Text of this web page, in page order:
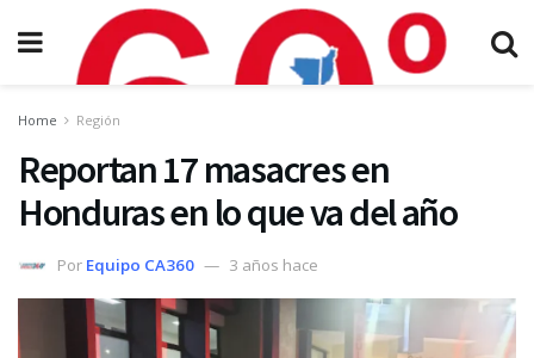
Home Región
Reportan 17 masacres en
Honduras en lo que va del año
Por Equipo CA360 3 años hace